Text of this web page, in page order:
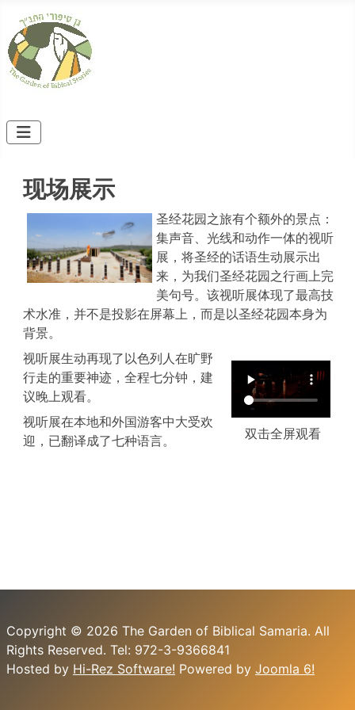
现场展示
圣经花园之旅有个额外的景点：
集声音、光线和动作一体的视听
展，将圣经的话语生动展示出
来，为我们圣经花园之行画上完
美句号。该视听展体现了最高技
术水准，并不是投影在屏幕上，而是以圣经花园本身为
背景。
双击全屏观看
视听展生动再现了以色列人在旷野
行走的重要神迹，全程七分钟，建
议晚上观看。
视听展在本地和外国游客中大受欢
迎，已翻译成了七种语言。
Copyright © 2026 The Garden of Biblical Samaria. All
Rights Reserved. Tel: 972-3-9366841
Hosted by Hi-Rez Software! Powered by Joomla 6!